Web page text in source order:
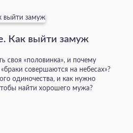
Как выйти замуж
своя «половинка», и почему
совершаются на небесах»?
одиночества, и как нужно
найти хорошего мужа?